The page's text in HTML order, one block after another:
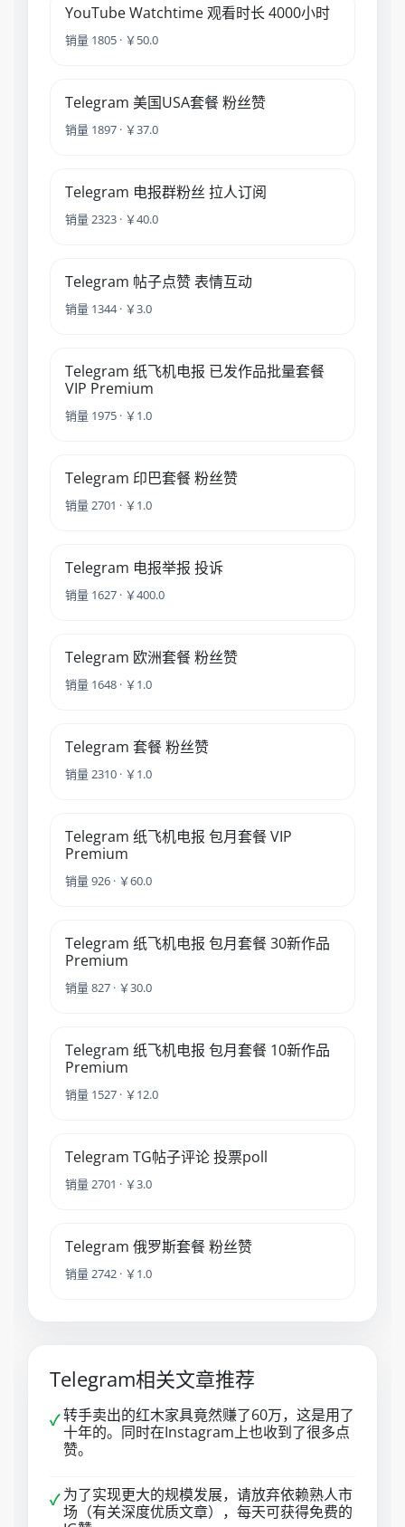
YouTube Watchtime 观看时长 4000小时
销量 1805 · ￥50.0
Telegram 美国USA套餐 粉丝赞
销量 1897 · ￥37.0
Telegram 电报群粉丝 拉人订阅
销量 2323 · ￥40.0
Telegram 帖子点赞 表情互动
销量 1344 · ￥3.0
Telegram 纸飞机电报 已发作品批量套餐
VIP Premium
销量 1975 · ￥1.0
Telegram 印巴套餐 粉丝赞
销量 2701 · ￥1.0
Telegram 电报举报 投诉
销量 1627 · ￥400.0
Telegram 欧洲套餐 粉丝赞
销量 1648 · ￥1.0
Telegram 套餐 粉丝赞
销量 2310 · ￥1.0
Telegram 纸飞机电报 包月套餐 VIP
Premium
销量 926 · ￥60.0
Telegram 纸飞机电报 包月套餐 30新作品
Premium
销量 827 · ￥30.0
Telegram 纸飞机电报 包月套餐 10新作品
Premium
销量 1527 · ￥12.0
Telegram TG帖子评论 投票poll
销量 2701 · ￥3.0
Telegram 俄罗斯套餐 粉丝赞
销量 2742 · ￥1.0
Telegram相关文章推荐
✓转手卖出的红木家具竟然赚了60万，这是用了
十年的。同时在Instagram上也收到了很多点
赞。
✓ 为了实现更大的规模发展，请放弃依赖熟人市
场（有关深度优质文章），每天可获得免费的